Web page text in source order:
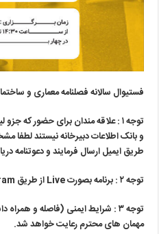
فستیوال سالانهفصلنامهمعماری و
توجه ۱ : علاقه مندان برای حضور که
و بانک اطلاعات دبیرخانه نیستند لطفا
طریق ایمیل ارسال فرمایند و دعوتنامه
توجه ۲ : برنامه بصورت
Liveاز طریق
توجه ۳ : شرایط ایمنی (فاصله و
مهمان های محترم رعایت خواهد شد.